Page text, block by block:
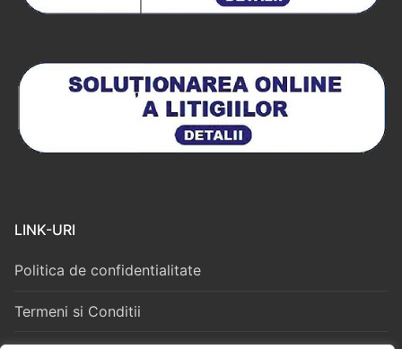
LINK-URI
Politica de confidentialitate
Termeni si Conditii